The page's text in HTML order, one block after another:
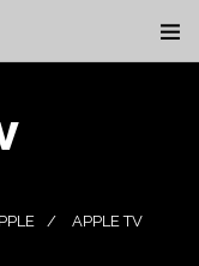
APPLE TV